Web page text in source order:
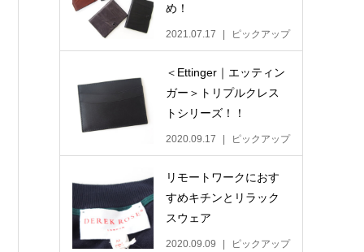
め！
2021.07.17 ピックアップ
＜Ettinger｜エッティン
ガー＞トリプルクレス
トシリーズ！！
2020.09.17 ピックアップ
リモートワークにおす
すめキチンとリラック
スウェア
2020.09.09 ピックアップ